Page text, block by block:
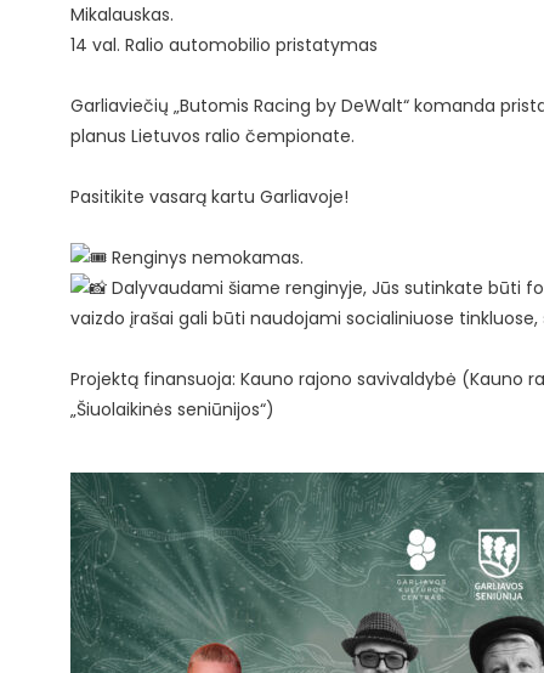
Mikalauskas.
14 val. Ralio automobilio pristatymas
Garliaviečių „Butomis Racing by DeWalt“ komanda
planus Lietuvos ralio čempionate.
Pasitikite vasarą kartu Garliavoje!
Renginys nemokamas.
Dalyvaudami šiame renginyje, Jūs sutinkate būti
vaizdo įrašai gali būti naudojami socialiniuose
Projektą finansuoja: Kauno rajono savivaldybė (Kauno
„Šiuolaikinės seniūnijos“)